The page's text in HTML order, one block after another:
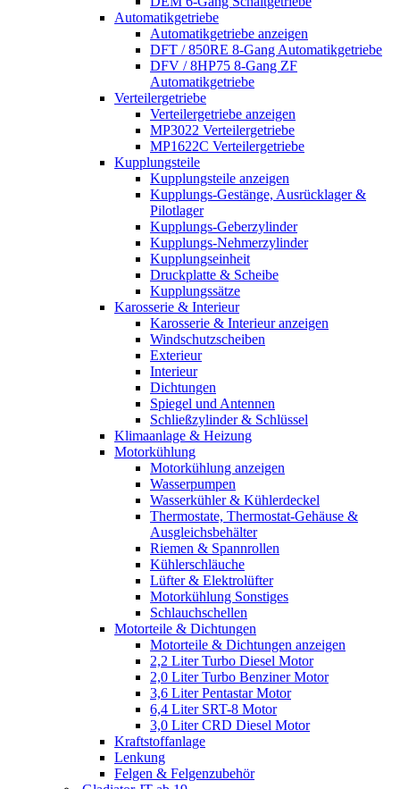
Automatikgetriebe
Automatikgetriebe anzeigen
DFT / 850RE 8-Gang Automatikgetriebe
DFV / 8HP75 8-Gang ZF
Automatikgetriebe
Verteilergetriebe
Verteilergetriebe anzeigen
MP3022 Verteilergetriebe
MP1622C Verteilergetriebe
Kupplungsteile
Kupplungsteile anzeigen
Kupplungs-Gestänge, Ausrücklager &
Pilotlager
Kupplungs-Geberzylinder
Kupplungs-Nehmerzylinder
Kupplungseinheit
Druckplatte & Scheibe
Kupplungssätze
Karosserie & Interieur
Karosserie & Interieur anzeigen
Windschutzscheiben
Exterieur
Interieur
Dichtungen
Spiegel und Antennen
Schließzylinder & Schlüssel
Klimaanlage & Heizung
Motorkühlung
Motorkühlung anzeigen
Wasserpumpen
Wasserkühler & Kühlerdeckel
Thermostate, Thermostat-Gehäuse &
Ausgleichsbehälter
Riemen & Spannrollen
Kühlerschläuche
Lüfter & Elektrolüfter
Motorkühlung Sonstiges
Schlauchschellen
Motorteile & Dichtungen
Motorteile & Dichtungen anzeigen
2,2 Liter Turbo Diesel Motor
2,0 Liter Turbo Benziner Motor
3,6 Liter Pentastar Motor
6,4 Liter SRT-8 Motor
3,0 Liter CRD Diesel Motor
Kraftstoffanlage
Lenkung
Felgen & Felgenzubehör